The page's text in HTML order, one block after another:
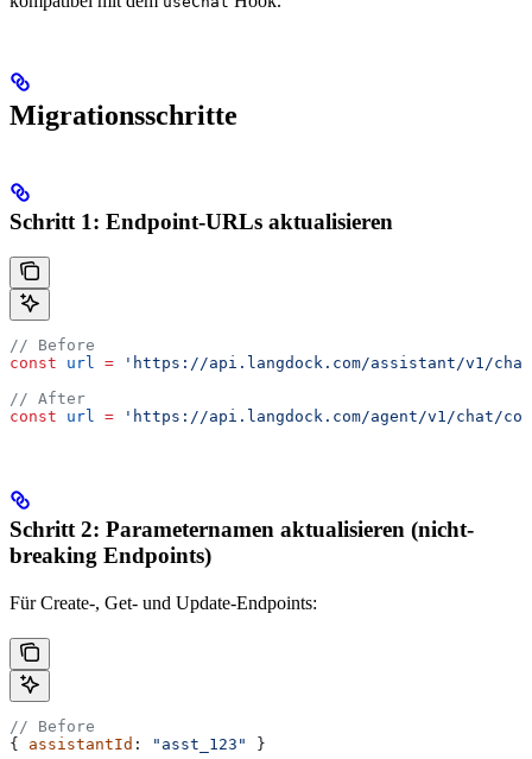
Migrationsschritte
Schritt 1: Endpoint-URLs aktualisieren
// Before
const url = 'https://api.langdock.com/assistant/v1/
// After
const url = 'https://api.langdock.com/agent/v1/chat/
Schritt 2: Parameternamen aktualisieren (nicht-
breaking Endpoints)
Für Create-, Get- und Update-Endpoints:
// Before
{ assistantId : "asst_123"
}